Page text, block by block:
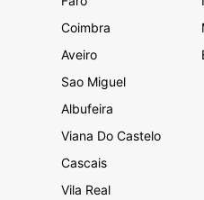
Coimbra
Aveiro
Sao Miguel
Albufeira
Viana Do Castelo
Cascais
Vila Real